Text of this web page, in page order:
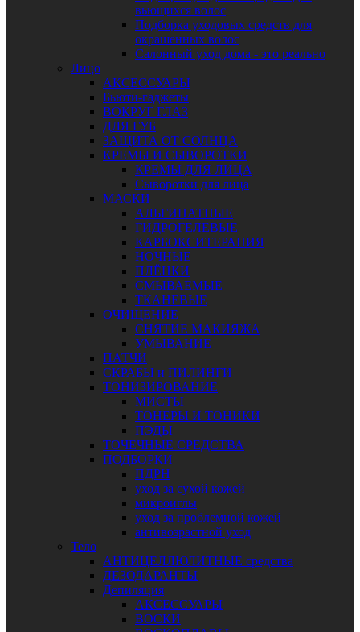
вьющихся волос
Подборка уходовых средств для
окрашенных волос
Салонный уход дома - это реально
Лицо
АКСЕССУАРЫ
Бьюти-гаджеты
ВОКРУГ ГЛАЗ
ДЛЯ ГУБ
ЗАЩИТА ОТ СОЛНЦА
КРЕМЫ И СЫВОРОТКИ
КРЕМЫ ДЛЯ ЛИЦА
Сыворотки для лица
МАСКИ
АЛЬГИНАТНЫЕ
ГИДРОГЕЛЕВЫЕ
КАРБОКСИТЕРАПИЯ
НОЧНЫЕ
ПЛЁНКИ
СМЫВАЕМЫЕ
ТКАНЕВЫЕ
ОЧИЩЕНИЕ
СНЯТИЕ МАКИЯЖА
УМЫВАНИЕ
ПАТЧИ
СКРАБЫ и ПИЛИНГИ
ТОНИЗИРОВАНИЕ
МИСТЫ
ТОНЕРЫ И ТОНИКИ
ПЭДЫ
ТОЧЕЧНЫЕ СРЕДСТВА
ПОДБОРКИ
ПДРН
уход за сухой кожей
микроиглы
уход за проблемной кожей
антивозрастной уход
Тело
АНТИЦЕЛЛЮЛИТНЫЕ средства
ДЕЗОДАРАНТЫ
Депиляция
АКСЕССУАРЫ
ВОСКИ